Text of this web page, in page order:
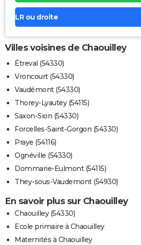
LR ou droite
Villes voisines de Chaouilley
Étreval (54330)
Vroncourt (54330)
Vaudémont (54330)
Thorey-Lyautey (54115)
Saxon-Sion (54330)
Forcelles-Saint-Gorgon (54330)
Praye (54116)
Ognéville (54330)
Dommarie-Eulmont (54115)
They-sous-Vaudemont (54930)
En savoir plus sur Chaouilley
Chaouilley (54330)
Ecole primaire à Chaouilley
Maternités à Chaouilley